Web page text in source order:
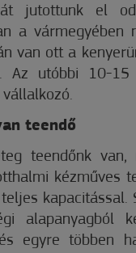
át jutottunk el
a vármegyében
van ott a
Az utóbbi 10-
teendő
teendőnk van,
kézműves
alapanyagból
egyre többen